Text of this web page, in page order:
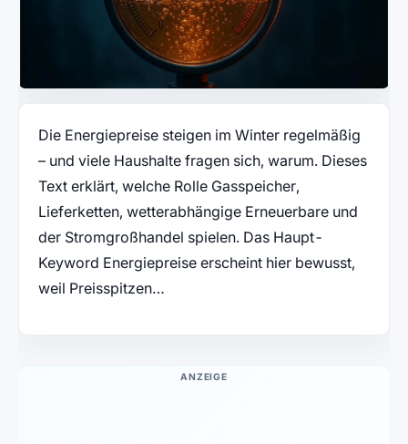
Die Energiepreise steigen im Winter regelmäßig
– und viele Haushalte fragen sich, warum. Dieses
Text erklärt, welche Rolle Gasspeicher,
Lieferketten, wetterabhängige Erneuerbare und
der Stromgroßhandel spielen. Das Haupt-
Keyword Energiepreise erscheint hier bewusst,
weil Preisspitzen…
ANZEIGE